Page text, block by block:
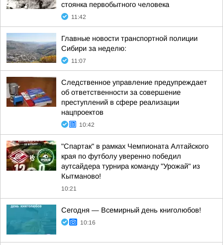
стоянка первобытного человека
11:42
Главные новости транспортной полиции
Сибири за неделю:
11:07
Следственное управление предупреждает
об ответственности за совершение
преступлений в сфере реализации
нацпроектов
10:42
"Спартак" в рамках Чемпионата Алтайского
края по футболу уверенно победил
аутсайдера турнира команду "Урожай" из
Кытманово!
10:21
Сегодня — Всемирный день книголюбов!
10:16